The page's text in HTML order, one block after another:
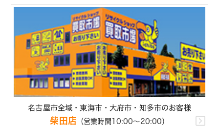
名古屋市全域・東海市・大府市・知多市のお客様
柴田店 （営業時間10:00～20:00）